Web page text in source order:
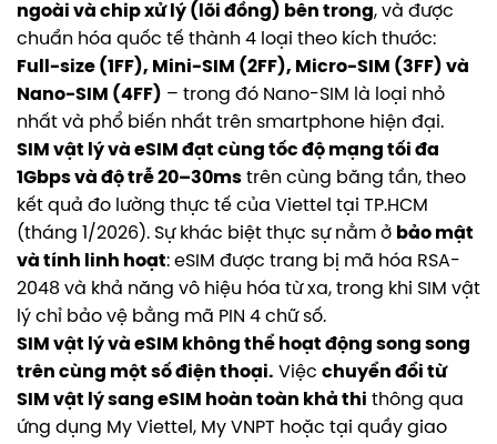
ngoài và chip xử lý (lõi đồng) bên trong, và được
chuẩn hóa quốc tế thành 4 loại theo kích thước:
Full-size (1FF), Mini-SIM (2FF), Micro-SIM (3FF) và
Nano-SIM (4FF) – trong đó Nano-SIM là loại nhỏ
nhất và phổ biến nhất trên smartphone hiện đại.
SIM vật lý và eSIM đạt cùng tốc độ mạng tối đa
1Gbps và độ trễ 20–30ms trên cùng băng tần, theo
kết quả đo lường thực tế của Viettel tại TP.HCM
(tháng 1/2026). Sự khác biệt thực sự nằm ở bảo mật
và tính linh hoạt: eSIM được trang bị mã hóa RSA-
2048 và khả năng vô hiệu hóa từ xa, trong khi SIM vật
lý chỉ bảo vệ bằng mã PIN 4 chữ số.
SIM vật lý và eSIM không thể hoạt động song song
trên cùng một số điện thoại. Việc chuyển đổi từ
SIM vật lý sang eSIM hoàn toàn khả thi thông qua
ứng dụng My Viettel, My VNPT hoặc tại quầy giao